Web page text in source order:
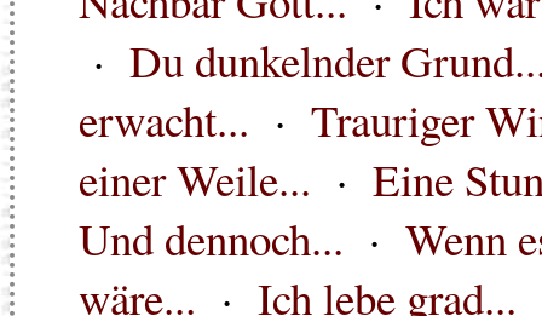
· Du dunkelnder
erwacht... · Trauriger
einer Weile... · Eine
Und dennoch... · Wenn
wäre... · Ich lebe grad...